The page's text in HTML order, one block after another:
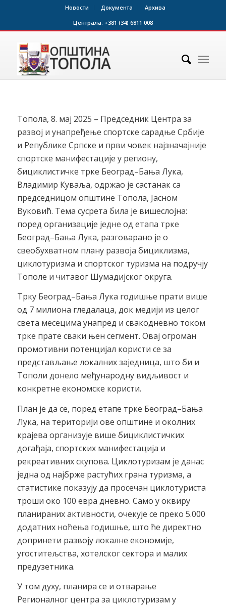
Новости Документа
Архива
Централа: +381 (34) 6811 008
Топола, 8. мај 2025 – Председник Центра за
развој и унапређење спортске сарадње Србије
и Републике Српске и први човек најзначајније
спортске манифестације у региону,
бициклистичке трке Београд–Бања Лука,
Владимир Куваља, одржао је састанак са
председницом општине Топола, Јасном
Вуковић. Тема сусрета била је вишеслојна:
поред организације једне од етапа трке
Београд–Бања Лука, разговарано је о
свеобухватном плану развоја бициклизма,
циклотуризма и спортског туризма на подручју
Тополе и читавог Шумадијског округа.
Трку Београд–Бања Лука годишње прати више
од 7 милиона гледалаца, док медији из целог
света месецима унапред и свакодневно током
трке прате сваки њен сегмент. Овај огроман
промотивни потенцијал користи се за
представљање локалних заједница, што би и
Тополи донело међународну видљивост и
конкретне економске користи.
План је да се, поред етапе трке Београд–Бања
Лука, на територији ове општине и околних
крајева организује више бициклистичких
догађаја, спортских манифестација и
рекреативних скупова. Циклотуризам је данас
једна од најбрже растућих грана туризма, а
статистике показују да просечан циклотуриста
троши око 100 евра дневно. Само у оквиру
планираних активности, очекује се преко 5.000
додатних ноћења годишње, што ће директно
допринети развоју локалне економије,
угоститељства, хотелског сектора и малих
предузетника.
У том духу, планира се и отварање
Регионалног центра за циклотуризам у